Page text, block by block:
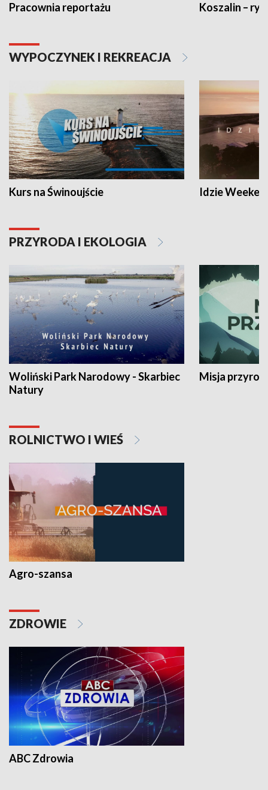
Pracownia reportażu Koszalin –
WYPOCZYNEK I REKREACJA
Kurs na Świnoujście Idzie
PRZYRODA I EKOLOGIA
Woliński Park Narodowy - Skarbiec
Natury
Misja
ROLNICTWO I WIEŚ
Agro-szansa
ZDROWIE
ABC Zdrowia